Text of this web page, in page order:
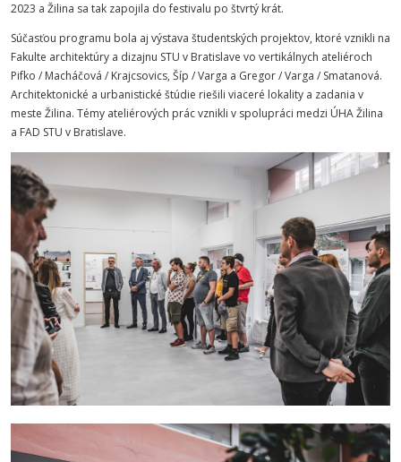
2023 a Žilina sa tak zapojila do festivalu po štvrtý krát.
Súčasťou programu bola aj výstava študentských projektov, ktoré vznikli na
Fakulte architektúry a dizajnu STU v Bratislave vo vertikálnych ateliéroch
Pifko / Macháčová / Krajcsovics, Šíp / Varga a Gregor / Varga / Smatanová.
Architektonické a urbanistické štúdie riešili viaceré lokality a zadania v
meste Žilina. Témy ateliérových prác vznikli v spolupráci medzi ÚHA Žilina
a FAD STU v Bratislave.